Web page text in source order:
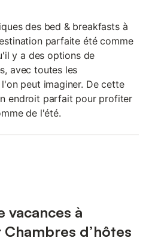
des bed & breakfasts à
parfaite été comme
y a des options de
avec toutes les
peut imaginer. De cette
endroit parfait pour profiter
de l'été.
vacances à
d’hôtes